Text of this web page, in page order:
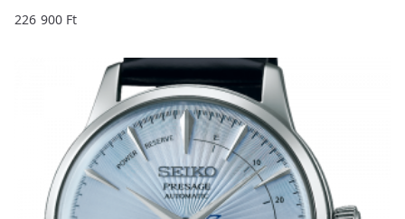
226 900 Ft